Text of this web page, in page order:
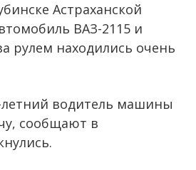
Астраханской
ВАЗ-2115 и
рулем находились очень
водитель машины
сообщают в